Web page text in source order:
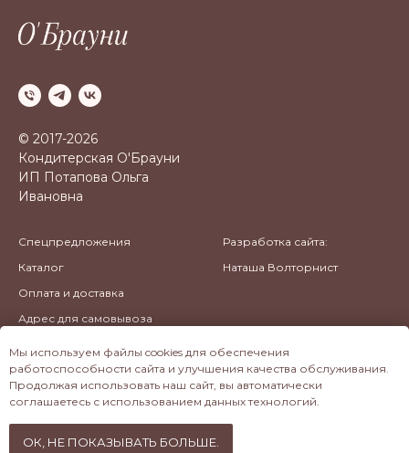
© 2017-2026
Кондитерская O'Брауни
ИП Потапова Ольга
Ивановна
Спецпредложения
Каталог
Оплата и доставка
Адрес для самовывоза
конфиденциальности
Разработка сайта:
Наташа Волторнист
Мы используем файлы cookies для обеспечения
работоспособности сайта и улучшения качества обслуживания.
Продолжая использовать наш сайт, вы автоматически
соглашаетесь с использованием данных технологий.
ОК, НЕ ПОКАЗЫВАТЬ БОЛЬШЕ.